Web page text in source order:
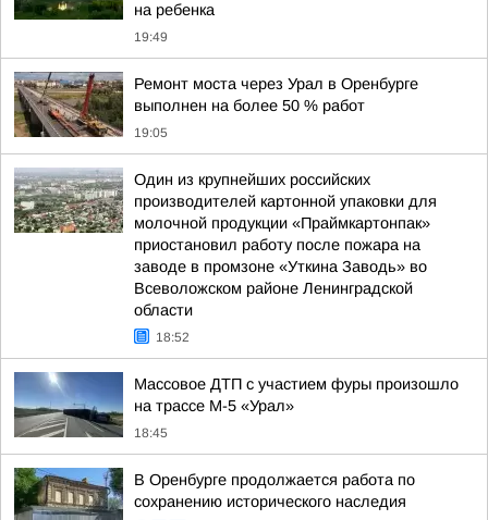
на ребенка
19:49
Ремонт моста через Урал в Оренбурге
выполнен на более 50 % работ
19:05
Один из крупнейших российских
производителей картонной упаковки для
молочной продукции «Праймкартонпак»
приостановил работу после пожара на
заводе в промзоне «Уткина Заводь» во
Всеволожском районе Ленинградской
области
18:52
Массовое ДТП с участием фуры произошло
на трассе М-5 «Урал»
18:45
В Оренбурге продолжается работа по
сохранению исторического наследия